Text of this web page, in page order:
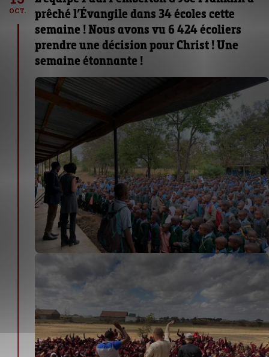
OCT.
prêché l’Évangile dans 34 écoles cette
semaine ! Nous avons vu 6 424 écoliers
prendre une décision pour Christ ! Une
semaine étonnante !